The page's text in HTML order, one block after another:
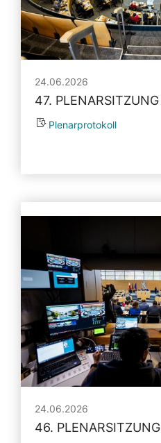
24.06.2026
47. PLENARSITZUNG
Plenarprotokoll
24.06.2026
46. PLENARSITZUNG